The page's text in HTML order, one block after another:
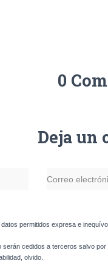
0
Deja un
Correo
permitidos expresa e
cedidos a terceros salvo por
olvido.